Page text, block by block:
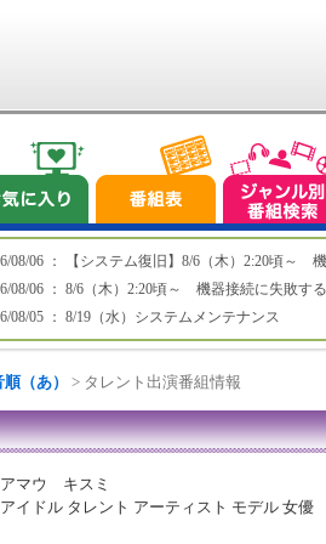
08/06 ： 【システム復旧】8/6（木）2:20頃～
08/06 ： 8/6（木）2:20頃～ 機器接続に失敗す
08/05 ： 8/19（水）システムメンテナンス
（あ） > タレント出演番組情報
アマウ キスミ
アイドル タレント アーティスト モデル 女優